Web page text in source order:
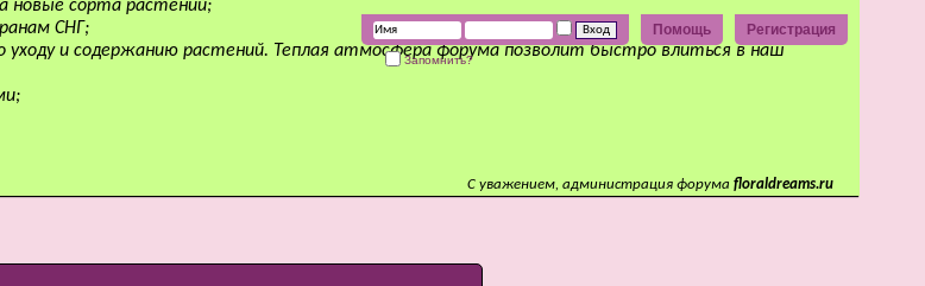
Регистрация
Помощь
Запомнить?
новые сорта растений;
СНГ;
и содержанию растений. Теплая атмосфера форума позволит быстро влиться в наш
С уважением, администрация форума floraldreams.ru